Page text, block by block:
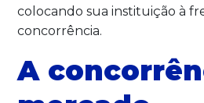
colocando sua instituição à
concorrência.
A